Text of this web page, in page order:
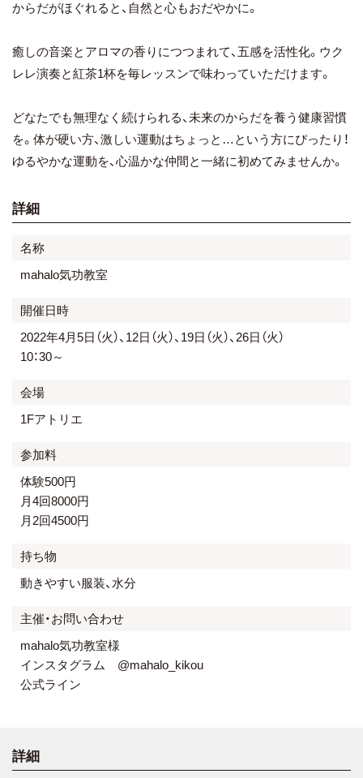
からだがほぐれると、自然と心もおだやかに。
癒しの音楽とアロマの香りにつつまれて、五感を活性化。ウク
レレ演奏と紅茶1杯を毎レッスンで味わっていただけます。
どなたでも無理なく続けられる、未来のからだを養う健康習慣
を。体が硬い方、激しい運動はちょっと…という方にぴったり！
ゆるやかな運動を、心温かな仲間と一緒に初めてみませんか。
詳細
名称
mahalo気功教室
開催日時
2022年4月5日（火）、12日（火）、19日（火）、26日（火）
10：30～
会場
1Fアトリエ
参加料
体験500円
月4回8000円
月2回4500円
持ち物
動きやすい服装、水分
主催・お問い合わせ
mahalo気功教室様
インスタグラム @mahalo_kikou
公式ライン
詳細